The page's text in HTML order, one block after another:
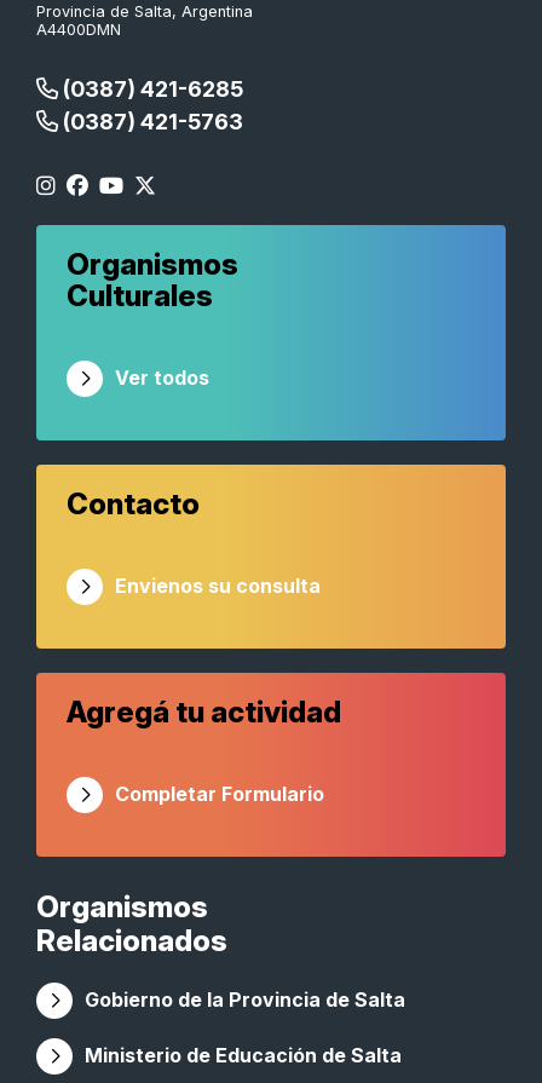
Provincia de Salta, Argentina
A4400DMN
(0387) 421-6285
(0387) 421-5763
Organismos
Relacionados
Gobierno de la Provincia de Salta
Ministerio de Educación de Salta
Organismos
Culturales
Ver todos
Contacto
Envienos su consulta
Agregá tu actividad
Completar Formulario